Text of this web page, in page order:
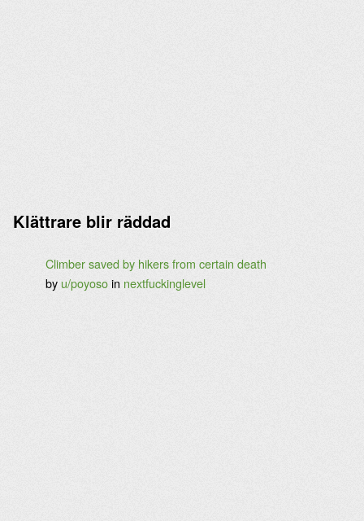
Klättrare blir räddad
Climber saved by hikers from certain death
by u/poyosoin nextfuckinglevel